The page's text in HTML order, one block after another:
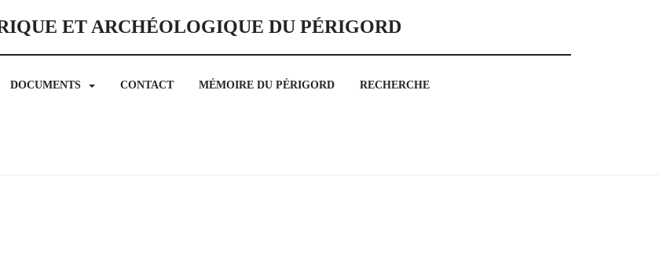
ET ARCHÉOLOGIQUE DU PÉRIGORD
DOCUMENTS CONTACT MÉMOIRE DU PÉRIGORD RECHERCHE